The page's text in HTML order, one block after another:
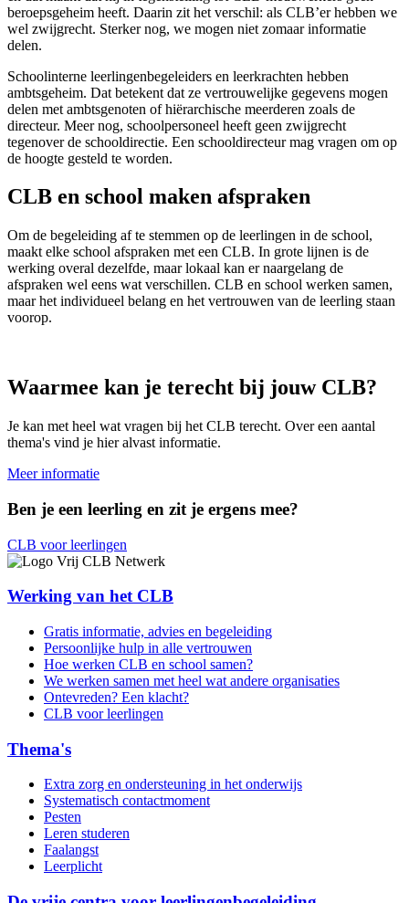
beroepsgeheim heeft. Daarin zit het verschil: als CLB’er hebben we
wel zwijgrecht. Sterker nog, we mogen niet zomaar informatie
delen.
Schoolinterne leerlingenbegeleiders en leerkrachten hebben
ambtsgeheim. Dat betekent dat ze vertrouwelijke gegevens mogen
delen met ambtsgenoten of hiërarchische meerderen zoals de
directeur. Meer nog, schoolpersoneel heeft geen zwijgrecht
tegenover de schooldirectie. Een schooldirecteur mag vragen om op
de hoogte gesteld te worden.
CLB en school maken afspraken
Om de begeleiding af te stemmen op de leerlingen in de school,
maakt elke school afspraken met een CLB. In grote lijnen is de
werking overal dezelfde, maar lokaal kan er naargelang de
afspraken wel eens wat verschillen. CLB en school werken samen,
maar het individueel belang en het vertrouwen van de leerling staan
voorop.
Waarmee kan je terecht bij jouw CLB?
Je kan met heel wat vragen bij het CLB terecht. Over een aantal
thema's vind je hier alvast informatie.
Meer informatie
Ben je een leerling en zit je ergens mee?
CLB voor leerlingen
Werking van het CLB
Gratis informatie, advies en begeleiding
Persoonlijke hulp in alle vertrouwen
Hoe werken CLB en school samen?
We werken samen met heel wat andere organisaties
Ontevreden? Een klacht?
CLB voor leerlingen
Thema's
Extra zorg en ondersteuning in het onderwijs
Systematisch contactmoment
Pesten
Leren studeren
Faalangst
Leerplicht